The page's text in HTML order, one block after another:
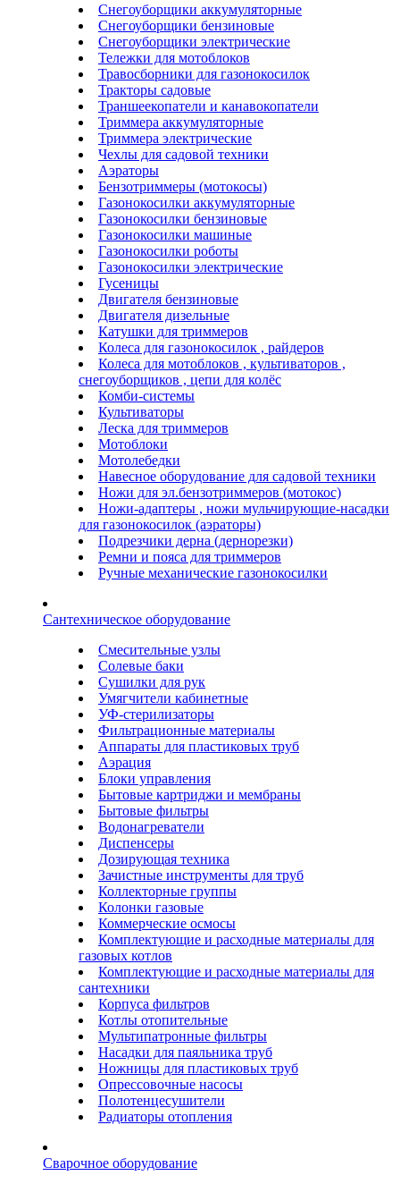
Снегоуборщики аккумуляторные
Снегоуборщики бензиновые
Снегоуборщики электрические
Тележки для мотоблоков
Травосборники для газонокосилок
Тракторы садовые
Траншеекопатели и канавокопатели
Триммера аккумуляторные
Триммера электрические
Чехлы для садовой техники
Аэраторы
Бензотриммеры (мотокосы)
Газонокосилки аккумуляторные
Газонокосилки бензиновые
Газонокосилки машиные
Газонокосилки роботы
Газонокосилки электрические
Гусеницы
Двигателя бензиновые
Двигателя дизельные
Катушки для триммеров
Колеса для газонокосилок , райдеров
Колеса для мотоблоков , культиваторов ,
снегоуборщиков , цепи для колёс
Комби-системы
Культиваторы
Леска для триммеров
Мотоблоки
Мотолебедки
Навесное оборудование для садовой техники
Ножи для эл.бензотриммеров (мотокос)
Ножи-адаптеры , ножи мульчирующие-насадки
для газонокосилок (аэраторы)
Подрезчики дерна (дернорезки)
Ремни и пояса для триммеров
Ручные механические газонокосилки
Сантехническое оборудование
Смесительные узлы
Солевые баки
Сушилки для рук
Умягчители кабинетные
УФ-стерилизаторы
Фильтрационные материалы
Аппараты для пластиковых труб
Аэрация
Блоки управления
Бытовые картриджи и мембраны
Бытовые фильтры
Водонагреватели
Диспенсеры
Дозирующая техника
Зачистные инструменты для труб
Коллекторные группы
Колонки газовые
Коммерческие осмосы
Комплектующие и расходные материалы для
газовых котлов
Комплектующие и расходные материалы для
сантехники
Корпуса фильтров
Котлы отопительные
Мультипатронные фильтры
Насадки для паяльника труб
Ножницы для пластиковых труб
Опрессовочные насосы
Полотенцесушители
Радиаторы отопления
Сварочное оборудование